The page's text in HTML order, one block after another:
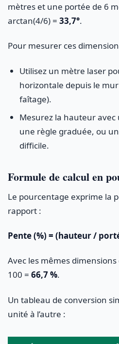
mètres et une portée de 6
arctan(4/6) = 33,7°.
Pour mesurer ces
Utilisez un mètre laser
horizontale depuis le
faîtage).
Mesurez la hauteur
une règle graduée, ou
difficile.
Formule de calcul en
Le pourcentage exprime la
rapport :
Pente (%) = (hauteur /
Avec les mêmes dimensions
100 = 66,7 %.
Un tableau de conversion
unité à l’autre :